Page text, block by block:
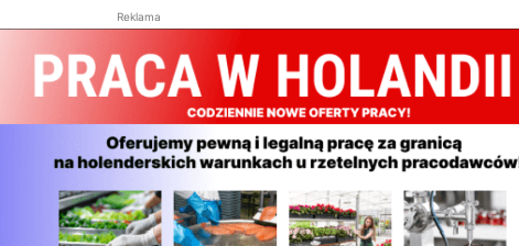
Reklama